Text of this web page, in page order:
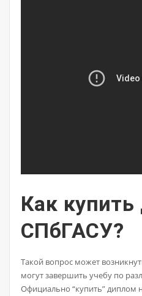
Как
СПбГАСУ?
Такой вопрос может
могут завершить учебу по
Официально “купить” диплом